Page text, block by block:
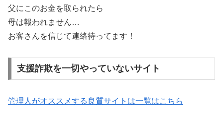
父にこのお金を取られたら
母は報われません…
お客さんを信じて連絡待ってます！
支援詐欺を一切やっていないサイト
管理人がオススメする良質サイトは一覧はこちら